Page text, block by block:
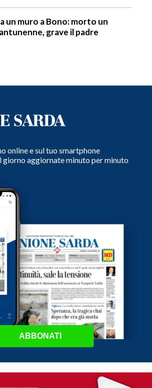
un muro a Bono: morto un
grave il padre
online e sul tuo smartphone
giorno aggiornate minuto per minuto
ABBONATI